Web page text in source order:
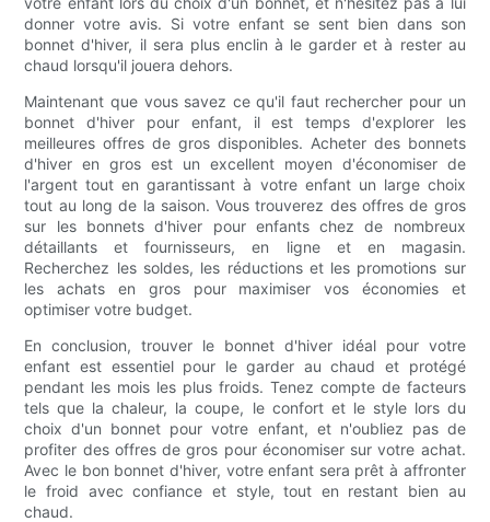
donner votre avis. Si votre enfant se sent bien dans son
bonnet d'hiver, il sera plus enclin à le garder et à rester au
chaud lorsqu'il jouera dehors.
Maintenant que vous savez ce qu'il faut rechercher pour un
bonnet d'hiver pour enfant, il est temps d'explorer les
meilleures offres de gros disponibles. Acheter des bonnets
d'hiver en gros est un excellent moyen d'économiser de
l'argent tout en garantissant à votre enfant un large choix
tout au long de la saison. Vous trouverez des offres de gros
sur les bonnets d'hiver pour enfants chez de nombreux
détaillants et fournisseurs, en ligne et en magasin.
Recherchez les soldes, les réductions et les promotions sur
les achats en gros pour maximiser vos économies et
optimiser votre budget.
En conclusion, trouver le bonnet d'hiver idéal pour votre
enfant est essentiel pour le garder au chaud et protégé
pendant les mois les plus froids. Tenez compte de facteurs
tels que la chaleur, la coupe, le confort et le style lors du
choix d'un bonnet pour votre enfant, et n'oubliez pas de
profiter des offres de gros pour économiser sur votre achat.
Avec le bon bonnet d'hiver, votre enfant sera prêt à affronter
le froid avec confiance et style, tout en restant bien au
chaud.